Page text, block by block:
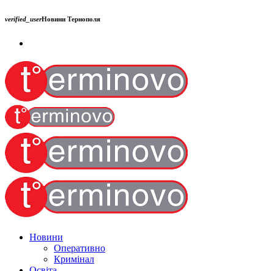
verified_userНовини Тернополя
Новини
Оперативно
Кримінал